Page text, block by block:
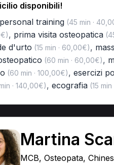
disponibili!
personal training(45 min ·
, prima visita osteopatica
d'urto (15 min · 60,00€),
(60 min · 60,00€),
(60 min · 100,00€), esercizi
· 140,00€), ecografia(15 min
Martina
MCB, Osteopata,